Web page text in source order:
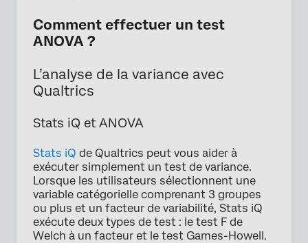
Comment effectuer un test
ANOVA ?
L’analyse de la variance avec
Qualtrics
Stats iQ et ANOVA
Stats iQ de Qualtrics peut vous aider à
exécuter simplement un test de variance.
Lorsque les utilisateurs sélectionnent une
variable catégorielle comprenant 3 groupes
ou plus et un facteur de variabilité, Stats iQ
exécute deux types de test : le test F de
Welch à un facteur et le test Games-Howell.